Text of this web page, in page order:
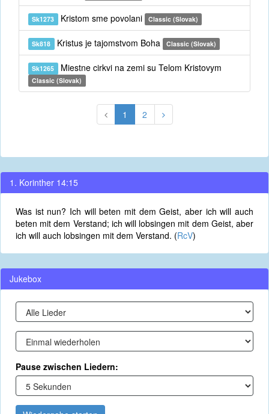
Sk1273 Kristom sme povolani Classic (Slovak)
Sk818 Kristus je tajomstvom Boha Classic (Slovak)
Sk1265 Miestne cirkvi na zemi su Telom Kristovym
Classic (Slovak)
1 2
1. Korinther 14:15
Was ist nun? Ich will beten mit dem Geist, aber ich will auch
beten mit dem Verstand; ich will lobsingen mit dem Geist, aber
ich will auch lobsingen mit dem Verstand. (RcV)
Jukebox
Pause zwischen Liedern: